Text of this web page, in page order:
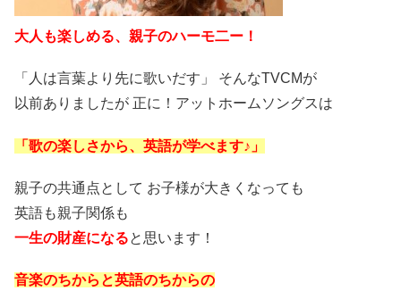
大人も楽しめる、親子のハーモ二ー！
「人は言葉より先に歌いだす」 そんなTVCMが
以前ありましたが 正に！アットホームソングスは
「歌の楽しさから、英語が学べます♪」
親子の共通点として お子様が大きくなっても
英語も親子関係も
一生の財産になると思います！
音楽のちからと英語のちからの